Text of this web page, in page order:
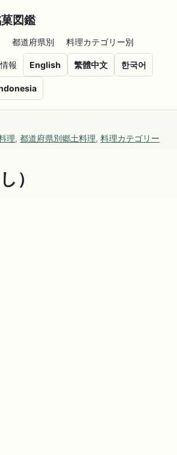
図鑑
都道府県別 料理カテゴリー別
報 English 繁體中文 한국어
理, 都道府県別郷土料理, 料理カテゴリー
）